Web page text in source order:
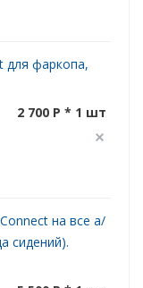
для фаркопа,
2 700 P * 1 шт
на все а/
сидений).